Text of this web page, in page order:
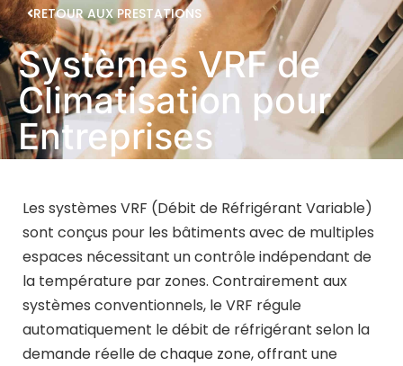
RETOUR AUX PRESTATIONS
Systèmes VRF de
Climatisation pour
Entreprises
Les systèmes VRF (Débit de Réfrigérant Variable)
sont conçus pour les bâtiments avec de multiples
espaces nécessitant un contrôle indépendant de
la température par zones. Contrairement aux
systèmes conventionnels, le VRF régule
automatiquement le débit de réfrigérant selon la
demande réelle de chaque zone, offrant une